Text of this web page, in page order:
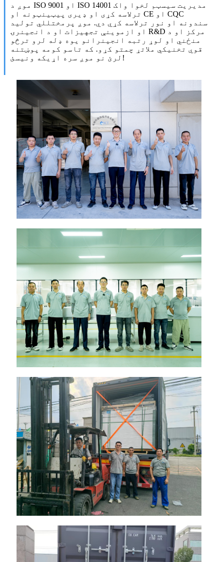
موږ د ISO 9001 او ISO 14001 مدیریت سیسټم لخوا واک
ترلاسه کړی او ډیری پیټینټونه او CE او CQC
سندونه او نور ترلاسه کړي دي. موږ پرمختللي تولید
او ازموینې تجهیزات او د انجینرۍ R&D مرکز او د
منځني او لوړ رتبه انجینرانو یوه ډله لرو ترڅو
قوي تخنیکي ملاتړ چمتو کړو. که تاسو کومه پوښتنه
لرئ نو موږ سره اړیکه ونیسئ!